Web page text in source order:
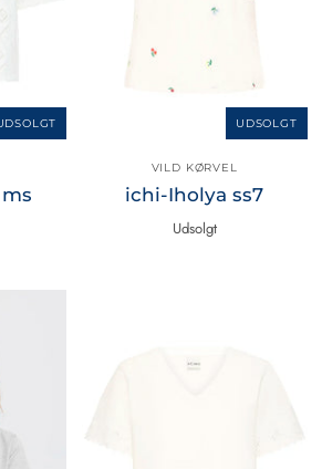
UDSOLGT
VILD KØRVEL
ichi-Iholya ss7
Udsolgt